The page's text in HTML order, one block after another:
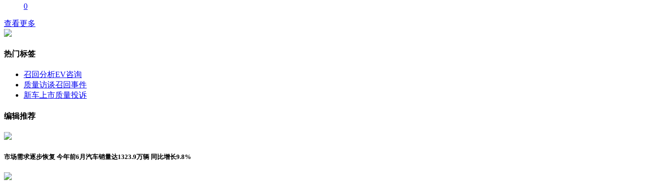
0
查看更多
热门标签
召回分析EV咨询
质量访谈召回事件
新车上市质量投诉
编辑推荐
市场需求逐步恢复 今年前6月汽车销量达1323.9万辆 同比增长9.8%